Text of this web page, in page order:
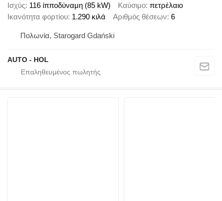
Ισχύς 116 ίπποδύναμη (85 kW) Καύσιμο πετρέλαιο
Ικανότητα φορτίου 1.290 κιλά Αριθμός θέσεων 6
Πολωνία, Starogard Gdański
AUTO - HOL